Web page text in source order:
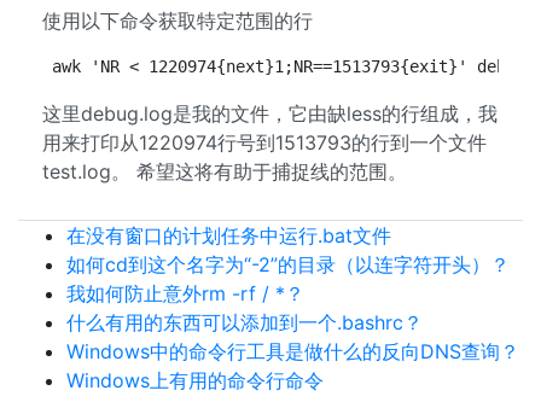
使用以下命令获取特定范围的行
awk 'NR < 1220974{next}1;NR==1513793{exit}'
这里debug.log是我的文件，它由缺less的行组成，我
用来打印从1220974行号到1513793的行到一个文件
test.log。 希望这将有助于捕捉线的范围。
在没有窗口的计划任务中运行.bat文件
如何cd到这个名字为“-2”的目录（以连字符开头）？
我如何防止意外rm -rf / *？
什么有用的东西可以添加到一个.bashrc？
Windows中的命令行工具是做什么的反向DNS查询？
Windows上有用的命令行命令